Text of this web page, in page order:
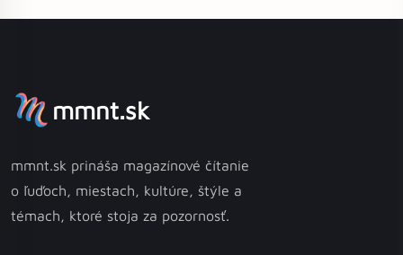
mmnt.sk
mmnt.sk prináša magazínové čítanie
o ľuďoch, miestach, kultúre, štýle a
témach, ktoré stoja za pozornosť.